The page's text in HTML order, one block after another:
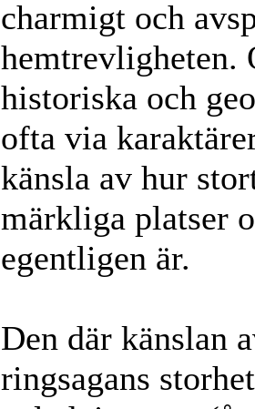
charmigt och
hemtrevligheten.
historiska och
ofta via
känsla av hur
märkliga platser
egentligen är.
Den där känslan
ringsagans